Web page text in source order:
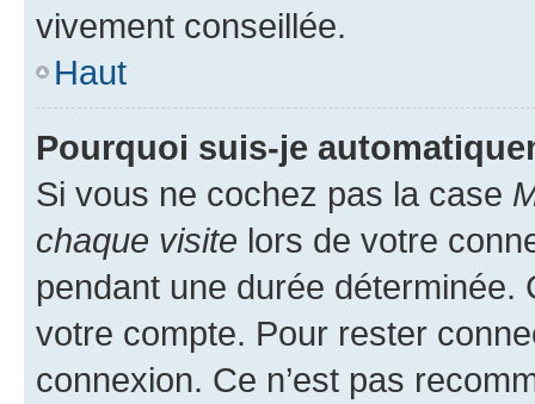
vivement conseillée.
Haut
Pourquoi suis-je
Si vous ne cochez pas la case
chaque visite lors de votre
pendant une durée déterminée.
votre compte. Pour rester
connexion. Ce n’est pas